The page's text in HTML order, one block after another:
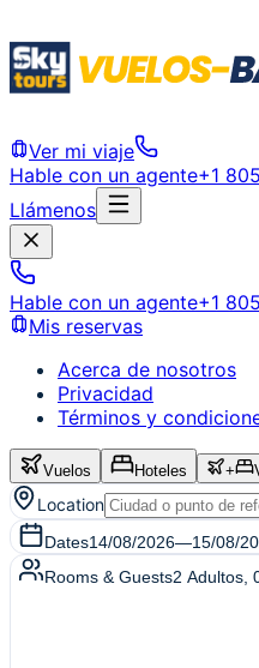
Ver mi viaje
Hable con un agente+1
Llámenos
Hable con un agente+1
Mis reservas
Acerca de nosotros
Privacidad
Términos y
Vuelos Hoteles +
Location
Dates14/08/2026—15/08/
Rooms & Guests2 Adultos